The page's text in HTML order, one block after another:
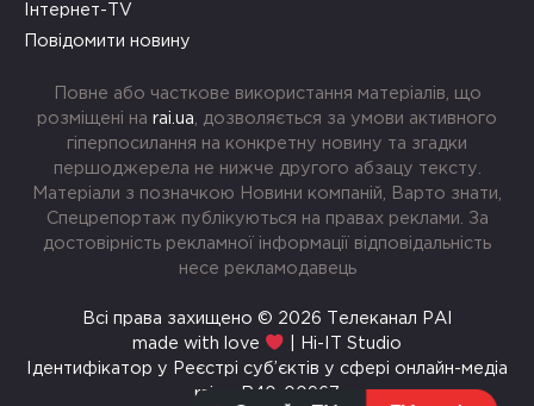
Інтернет-TV
Повідомити новину
Повне або часткове використання матеріалів, що
розміщені на rai.ua , дозволяється за умови активного
гіперпосилання на конкретну новину та згадки
першоджерела не нижче другого абзацу тексту.
Матеріали з позначкою Новини компаній, Варто знати,
Спецрепортаж публікуються на правах реклами. За
достовірність рекламної інформації відповідальність
несе рекламодавець
Всі права захищено © 2026 Телеканал РАІ
made with love
| Hi-IT Studio
Ідентифікатор у Реєстрі суб’єктів у сфері онлайн-медіа
rai.ua R40-00967